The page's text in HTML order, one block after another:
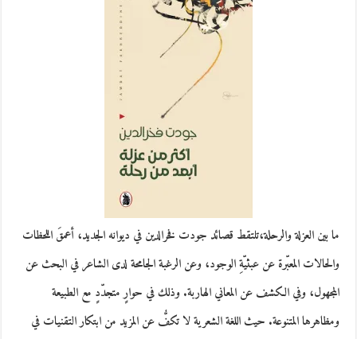
ما بين العزلة والرحلة،تلتقط قصائد جودت فخرالدين في ديوانه الجديد، أعمقَ اللحظات
والحالات المعبّرة عن عبثيّةِ الوجود، وعن الرغبة الجامحة لدى الشاعر في البحث عن
المجهول، وفي الكشف عن المعاني الهاربة. وذلك في حوارٍ متجدّدٍ مع الطبيعة
ومظاهرها المتنوعة. حيث اللغة الشعرية لا تكفُّ عن المزيد من ابتكار التقنيات في